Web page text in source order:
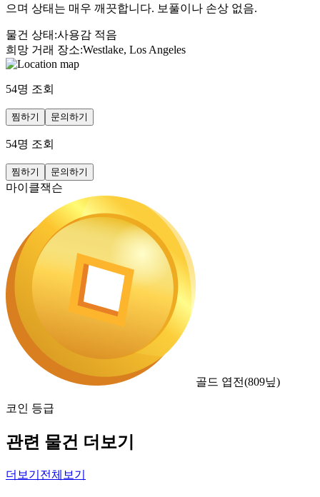
으며 상태는 매우 깨끗합니다. 보풀이나 손상 없음.
물건 상태 :사용감 적음
희망 거래 장소:Westlake, Los Angeles
54명 조회
찜하기 문의하기
54명 조회
찜하기 문의하기
마이클잭슨
골드 엽전(809닢)
코인 등급
관련 물건 더보기
더보기 전체보기